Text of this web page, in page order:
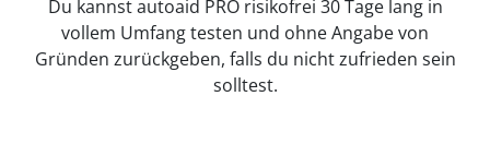
Du kannst autoaid PRO risikofrei 30 Tage lang in
vollem Umfang testen und ohne Angabe von
Gründen zurückgeben, falls du nicht zufrieden sein
solltest.